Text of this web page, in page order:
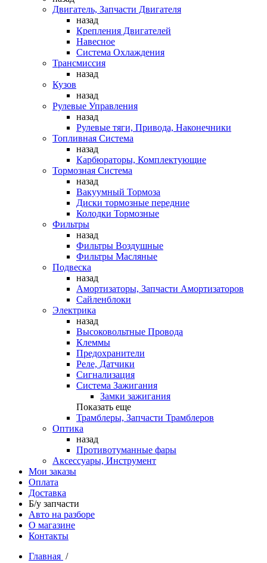
Двигатель, Запчасти Двигателя
назад
Крепления Двигателей
Навесное
Система Охлаждения
Трансмиссия
назад
Кузов
назад
Рулевые Управления
назад
Рулевые тяги, Привода, Наконечники
Топливная Система
назад
Карбюраторы, Комплектующие
Тормозная Система
назад
Вакуумный Тормоза
Диски тормозные передние
Колодки Тормозные
Фильтры
назад
Фильтры Воздушные
Фильтры Масляные
Подвеска
назад
Амортизаторы, Запчасти Амортизаторов
Сайленблоки
Электрика
назад
Высоковольтные Провода
Клеммы
Предохранители
Реле, Датчики
Сигнализация
Система Зажигания
Замки зажигания
Показать еще
Трамблеры, Запчасти Трамблеров
Оптика
назад
Противотуманные фары
Аксессуары, Инструмент
Мои заказы
Оплата
Доставка
Б/у запчасти
Авто на разборе
О магазине
Контакты
Главная /